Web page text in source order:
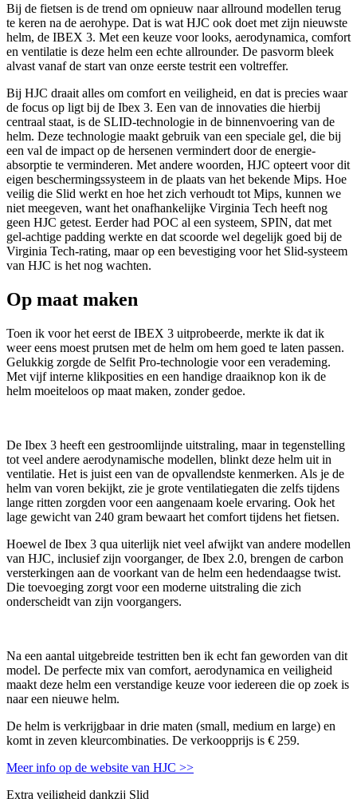
Bij de fietsen is de trend om opnieuw naar allround modellen terug
te keren na de aerohype. Dat is wat HJC ook doet met zijn nieuwste
helm, de IBEX 3. Met een keuze voor looks, aerodynamica, comfort
en ventilatie is deze helm een echte allrounder. De pasvorm bleek
alvast vanaf de start van onze eerste testrit een voltreffer.
Bij HJC draait alles om comfort en veiligheid, en dat is precies waar
de focus op ligt bij de Ibex 3. Een van de innovaties die hierbij
centraal staat, is de SLID-technologie in de binnenvoering van de
helm. Deze technologie maakt gebruik van een speciale gel, die bij
een val de impact op de hersenen vermindert door de energie-
absorptie te verminderen. Met andere woorden, HJC opteert voor dit
eigen beschermingssysteem in de plaats van het bekende Mips. Hoe
veilig die Slid werkt en hoe het zich verhoudt tot Mips, kunnen we
niet meegeven, want het onafhankelijke Virginia Tech heeft nog
geen HJC getest. Eerder had POC al een systeem, SPIN, dat met
gel-achtige padding werkte en dat scoorde wel degelijk goed bij de
Virginia Tech-rating, maar op een bevestiging voor het Slid-systeem
van HJC is het nog wachten.
Op maat maken
Toen ik voor het eerst de IBEX 3 uitprobeerde, merkte ik dat ik
weer eens moest prutsen met de helm om hem goed te laten passen.
Gelukkig zorgde de Selfit Pro-technologie voor een verademing.
Met vijf interne klikposities en een handige draaiknop kon ik de
helm moeiteloos op maat maken, zonder gedoe.
De Ibex 3 heeft een gestroomlijnde uitstraling, maar in tegenstelling
tot veel andere aerodynamische modellen, blinkt deze helm uit in
ventilatie. Het is juist een van de opvallendste kenmerken. Als je de
helm van voren bekijkt, zie je grote ventilatiegaten die zelfs tijdens
lange ritten zorgden voor een aangenaam koele ervaring. Ook het
lage gewicht van 240 gram bewaart het comfort tijdens het fietsen.
Hoewel de Ibex 3 qua uiterlijk niet veel afwijkt van andere modellen
van HJC, inclusief zijn voorganger, de Ibex 2.0, brengen de carbon
versterkingen aan de voorkant van de helm een hedendaagse twist.
Die toevoeging zorgt voor een moderne uitstraling die zich
onderscheidt van zijn voorgangers.
Na een aantal uitgebreide testritten ben ik echt fan geworden van dit
model. De perfecte mix van comfort, aerodynamica en veiligheid
maakt deze helm een verstandige keuze voor iedereen die op zoek is
naar een nieuwe helm.
De helm is verkrijgbaar in drie maten (small, medium en large) en
komt in zeven kleurcombinaties. De verkoopprijs is € 259.
Meer info op de website van HJC >>
Extra veiligheid dankzij Slid